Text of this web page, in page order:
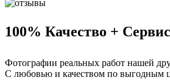
100% Качество +
Фотографии реальных работ нашей
С любовью и качеством по выгодным